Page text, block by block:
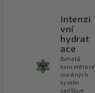
Intenzi
vní
hydrat
ace
Bohatá
koncentrace
mastných
kyselin
zajišťuje